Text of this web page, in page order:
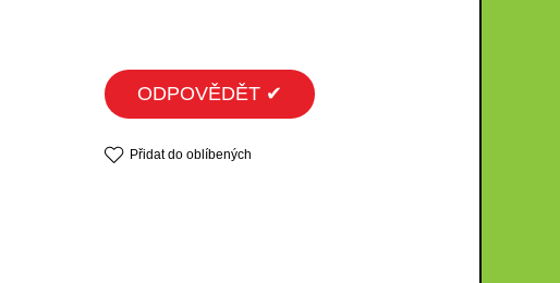
ODPOVĚDĚT ✔
Přidat do oblíbených